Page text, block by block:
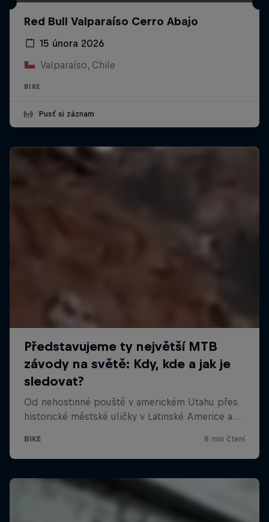
Red Bull Valparaíso Cerro Abajo
15 února 2026
Valparaíso, Chile
BIKE
Pusť si záznam